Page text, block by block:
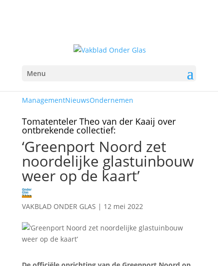
Menu
ManagementNieuwsOndernemen
Tomatenteler Theo van der Kaaij over
ontbrekende collectief:
‘Greenport Noord zet
noordelijke glastuinbouw
weer op de kaart’
VAKBLAD ONDER GLAS | 12 mei 2022